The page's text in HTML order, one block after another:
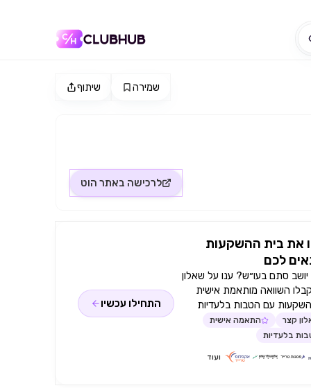
שיתוף שמירה
לרכישה באתר הוט
את בית ההשקעות
לכם
סתם בעו״ש? ענו על שאלון
השוואה מותאמת אישית
עם הטבות בלעדיות
קצר
התאמה אישית
בלעדיות
ועוד
התחילו עכשיו